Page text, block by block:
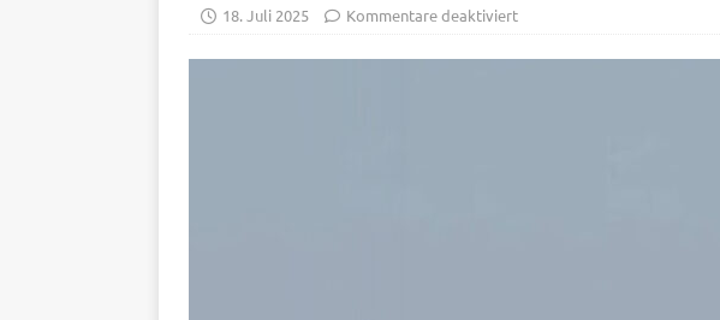
18. Juli 2025 Kommentare deaktiviert